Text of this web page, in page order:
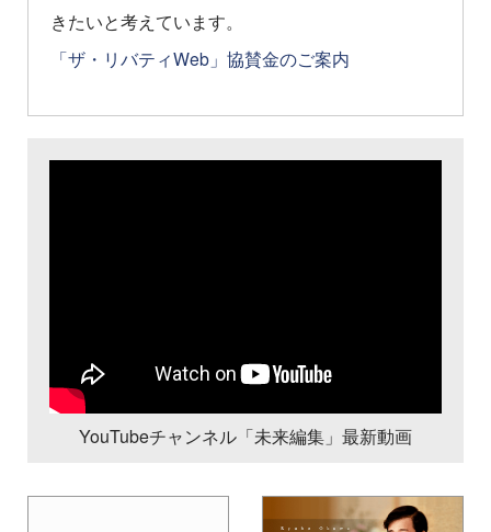
きたいと考えています。
「ザ・リバティWeb」協賛金のご案内
YouTubeチャンネル「未来編集」最新動画